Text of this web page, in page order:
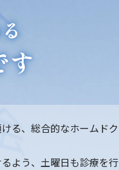
す
る、総合的なホームドク
よう、土曜日も診療を行